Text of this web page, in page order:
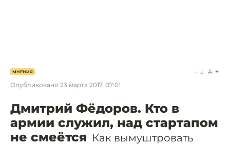
МНЕНИЯ
Опубликовано 23 марта 2017, 07:01
a A
Дмитрий Фёдоров. Кто в
армии служил, над стартапом
не смеётся Как вымуштровать